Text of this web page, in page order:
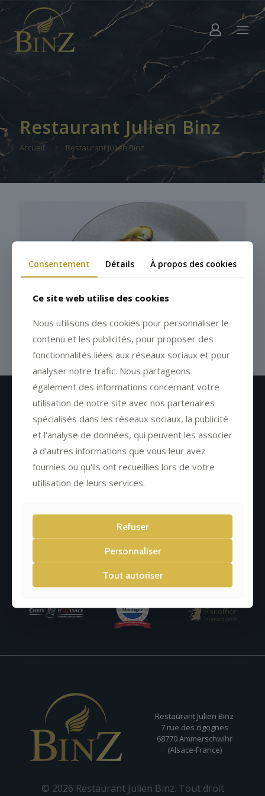
Restaurant Julien Binz
Accueil Restaurant Julien Binz
Newsletter
Restaurant Julien Binz
7 rue des cigognes
68770 Ammerschwihr
(Alsace-France)
© 2026 Restaurant Julien Binz. Tout droit
Consentement Détails À propos des cookies
Ce site web utilise des cookies
Nous utilisons des cookies pour personnaliser le
contenu et les publicités, pour proposer des
fonctionnalités liées aux réseaux sociaux et pour
analyser notre trafic. Nous partageons
également des informations concernant votre
utilisation de notre site avec nos partenaires
spécialisés dans les réseaux sociaux, la publicité
et l'analyse de données, qui peuvent les associer
à d'autres informations que vous leur avez
fournies ou qu'ils ont recueillies lors de votre
utilisation de leurs services.
Refuser
Personnaliser
Tout autoriser